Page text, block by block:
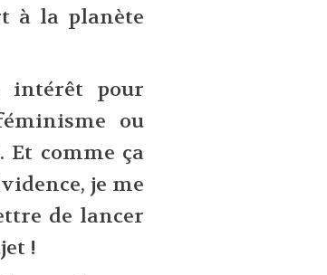
à la planète
intérêt pour
ou
comme ça
je me
de lancer
!